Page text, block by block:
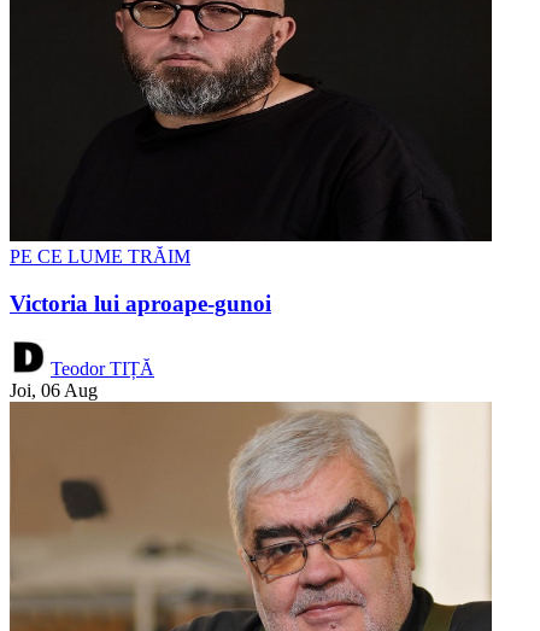
PE CE LUME TRĂIM
Victoria lui aproape-gunoi
Teodor TIȚĂ
Joi, 06 Aug